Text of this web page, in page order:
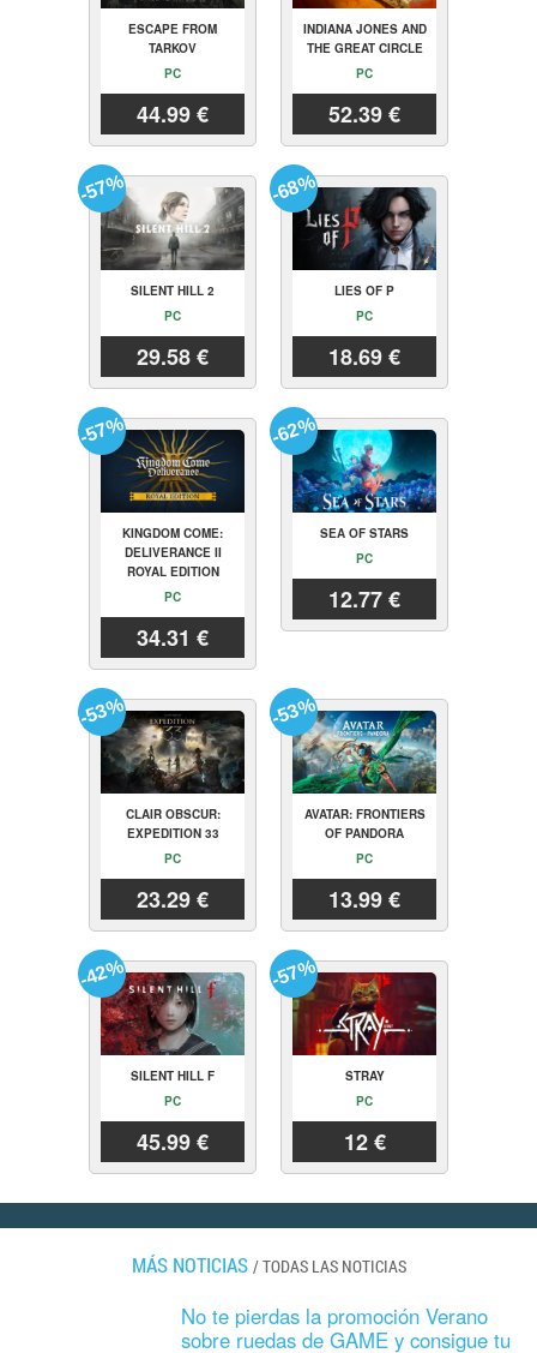
ESCAPE FROM
TARKOV
PC
44.99 €
INDIANA JONES AND
THE GREAT CIRCLE
PC
52.39 €
SILENT HILL 2
PC
29.58 €
-57%
LIES OF P
PC
18.69 €
-68%
KINGDOM COME:
DELIVERANCE II
ROYAL EDITION
PC
34.31 €
-57%
SEA OF STARS
PC
12.77 €
-62%
CLAIR OBSCUR:
EXPEDITION 33
PC
23.29 €
-53%
AVATAR: FRONTIERS
OF PANDORA
PC
13.99 €
-53%
SILENT HILL F
PC
45.99 €
-42%
STRAY
PC
12 €
-57%
MÁS NOTICIAS /TODAS LAS NOTICIAS
No te pierdas la promoción Verano
sobre ruedas de GAME y consigue tu